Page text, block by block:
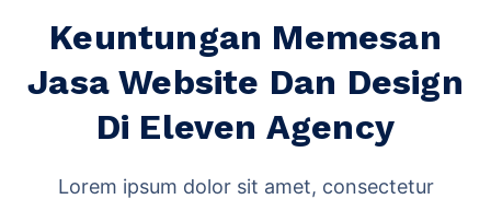
Keuntungan Memesan
Jasa Website Dan Design
Di Eleven Agency
Lorem ipsum dolor sit amet, consectetur